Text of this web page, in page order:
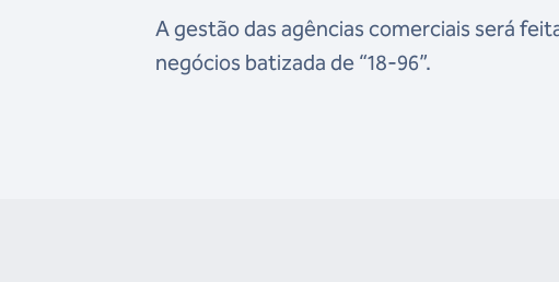
A gestão das agências comerciais será
negócios batizada de “18-96”.